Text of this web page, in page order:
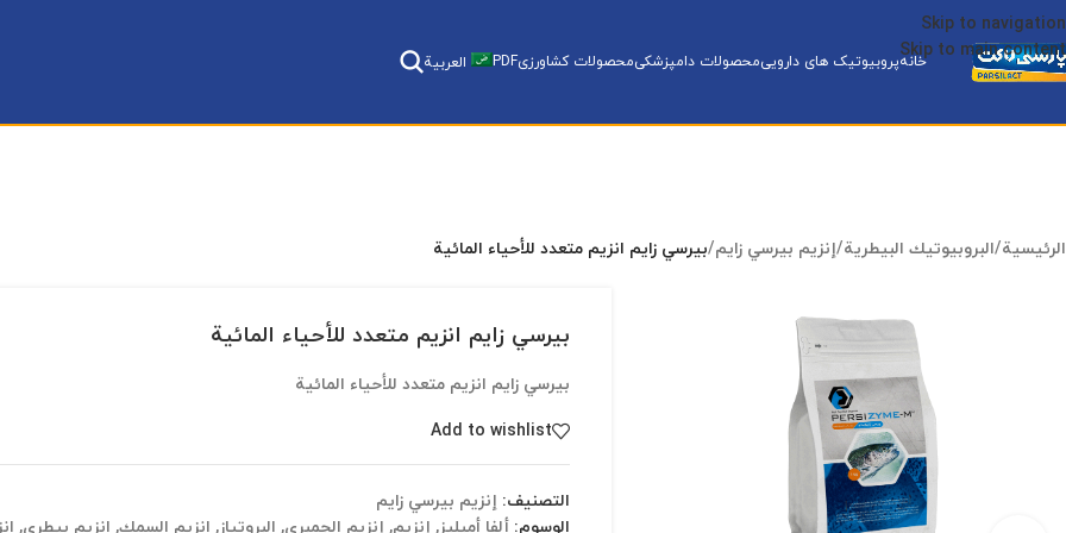
Skip to navigation
Skip to main content
خانهپروبیوتیک های داروییمحصولات دامپزشکیمحصولات کشاورزیPDF العربية
الرئيسية/البروبيوتيك البيطرية/إنزيم بيرسي زایم/بيرسي زایم انزيم متعدد للأحياء المائية
بيرسي زایم انزيم متعدد للأحياء المائية
بيرسي زایم انزيم متعدد للأحياء المائية
Add to wishlist
التصنيف: إنزيم بيرسي زایم
الوسوم: ألفا أميليز, إنزيم, إنزيم الجمبري, البروتياز, انزيم السمك, انزيم بيطري,